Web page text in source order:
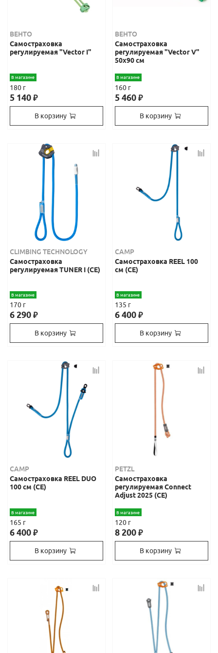
ВЕНТО
Самостраховка
регулируемая "Vector I"
В магазине
180 г
5 140₽
В корзину
ВЕНТО
Самостраховка
регулируемая "Vector V"
50x90 см
В магазине
160 г
5 460₽
В корзину
CLIMBING TECHNOLOGY
Самостраховка
регулируемая TUNER I (CE)
В магазине
170 г
6 290₽
В корзину
CAMP
Самостраховка REEL 100
см (СЕ)
В магазине
135 г
6 400₽
В корзину
CAMP
Самостраховка REEL DUO
100 см (СЕ)
В магазине
165 г
6 400₽
В корзину
PETZL
Самостраховка
регулируемая Connect
Adjust 2025 (CE)
В магазине
120 г
8 200₽
В корзину